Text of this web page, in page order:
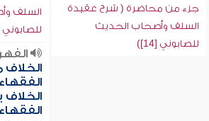
جزء من محاضرة ( شرح عقيدة
السلف وأصحاب الحديث
للصابوني [14])
السلف
للصابوني
الخلاف